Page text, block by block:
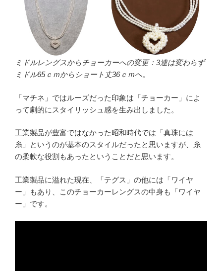
ミドルレングスからチョーカーへの変更：3連は変わらず
ミドル65ｃｍからショート丈36ｃｍへ。
「マチネ」ではルーズだった印象は「チョーカー」によ
って劇的にスタイリッシュ感を生み出しました。
工業製品が豊富ではなかった昭和時代では「真珠には
糸」というのが基本のスタイルだったと思いますが、糸
の柔軟な役割もあったということだと思います。
工業製品に溢れた現在、「テグス」の他には「ワイヤ
ー」もあり、このチョーカーレングスの中身も「ワイヤ
ー」です。